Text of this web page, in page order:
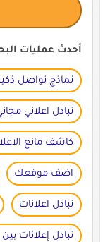
أحدث عمليات
نماذج تواصل
تبادل اعلاني مجاني
كاشف مانع
اضف موقعك
تبادل اعلانات
تبادل إعلانات